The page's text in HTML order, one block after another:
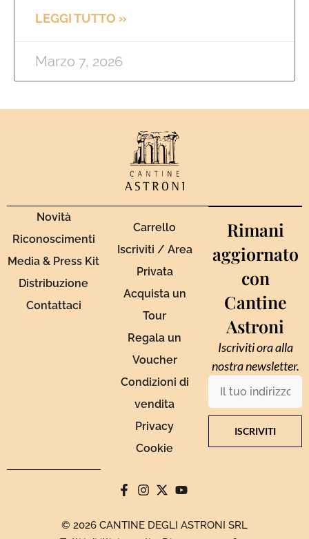
LEGGI TUTTO »
Marzo 7, 2026
Novità
Riconoscimenti
Media & Press Kit
Distribuzione
Contattaci
Carrello
Iscriviti / Area
Privata
Acquista un
Tour
Regala un
Voucher
Condizioni di
vendita
Privacy
Cookie
Rimani
aggiornato
con
Cantine
Astroni
Iscriviti ora alla
nostra newsletter.
ISCRIVITI
© 2026 CANTINE DEGLI ASTRONI SRL